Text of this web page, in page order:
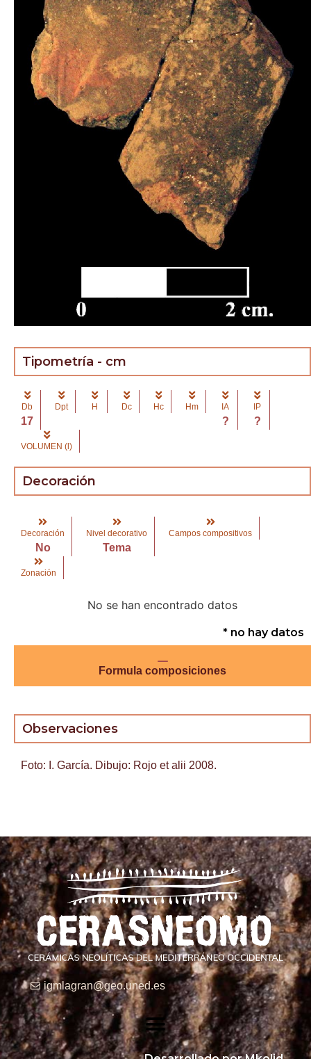
Tipometría - cm
Db
17
Dpt H Dc Hc Hm IA
?
IP
?
VOLUMEN (l)
Decoración
Decoración
No
Nivel decorativo
Tema
Campos compositivos
Zonación
No se han encontrado datos
* no hay datos
Formula composiciones
Observaciones
Foto: I. García. Dibujo: Rojo et alii 2008.
igmlagran@geo.uned.es